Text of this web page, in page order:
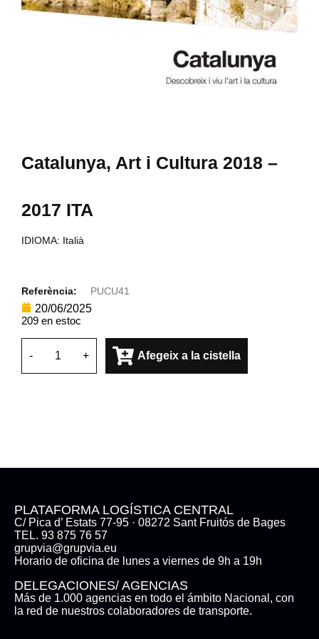
Catalunya, Art i Cultura 2018 –
2017 ITA
IDIOMA: Italià
Referència: PUCU41
20/06/2025
209 en estoc
- + Afegeix a la cistella
PLATAFORMA LOGÍSTICA CENTRAL
C/ Pica d’ Estats 77-95 · 08272 Sant Fruitós de Bages
TEL. 93 875 76 57
grupvia@grupvia.eu
Horario de oficina de lunes a viernes de 9h a 19h
DELEGACIONES/ AGENCIAS
Más de 1.000 agencias en todo el ámbito Nacional, con
la red de nuestros colaboradores de transporte.